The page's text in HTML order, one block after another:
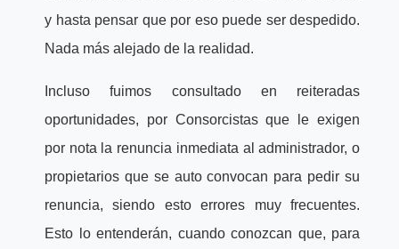
y hasta pensar que por eso puede ser despedido.
Nada más alejado de la realidad.
Incluso fuimos consultado en reiteradas
oportunidades, por Consorcistas que le exigen
por nota la renuncia inmediata al administrador, o
propietarios que se auto convocan para pedir su
renuncia, siendo esto errores muy frecuentes.
Esto lo entenderán, cuando conozcan que, para